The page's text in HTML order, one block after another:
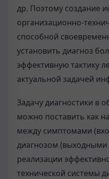
др. Поэтому создание
организационно-
способной
установить диагноз
эффективную тактику
актуальной задачей
Задачу диагностики в
можно поставить как
между симптомами
диагнозом
реализации
технической системы